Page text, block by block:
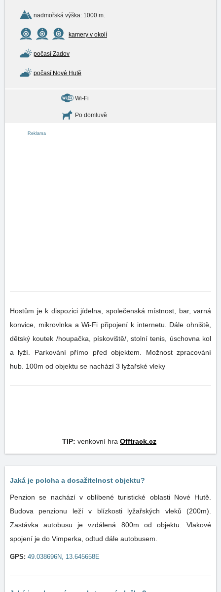
nadmořská výška: 1000 m.
kamery v okolí
počasí Zadov
počasí Nové Hutě
Wi-Fi
Po domluvě
Hostům je k dispozici jídelna, společenská místnost, bar, varná
konvice, mikrovlnka a Wi-Fi připojení k internetu. Dále ohniště,
dětský koutek /houpačka, pískoviště/, stolní tenis, úschovna kol
a lyží. Parkování přímo před objektem. Možnost zpracování
hub. 100m od objektu se nachází 3 lyžařské vleky
TIP: venkovní hra Offtrack.cz
Jaká je poloha a dosažitelnost objektu?
Penzion se nachází v oblíbené turistické oblasti Nové Hutě.
Budova penzionu leží v blízkosti lyžařských vleků (200m).
Zastávka autobusu je vzdálená 800m od objektu. Vlakové
spojení je do Vimperka, odtud dále autobusem.
GPS: 49.038696N, 13.645658E